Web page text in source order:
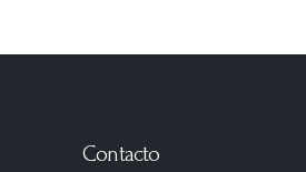
$2370
Contacto